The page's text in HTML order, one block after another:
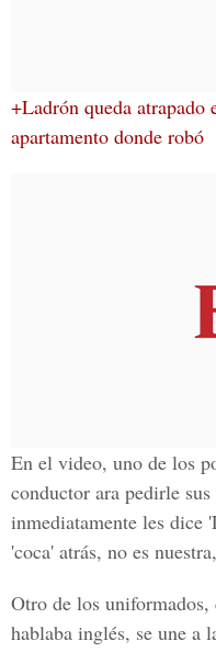
+Ladrón queda atrapado
apartamento donde robó
En el video, uno de los
conductor ara pedirle
inmediatamente les dice
'coca' atrás, no es
Otro de los
hablaba inglés, se une a